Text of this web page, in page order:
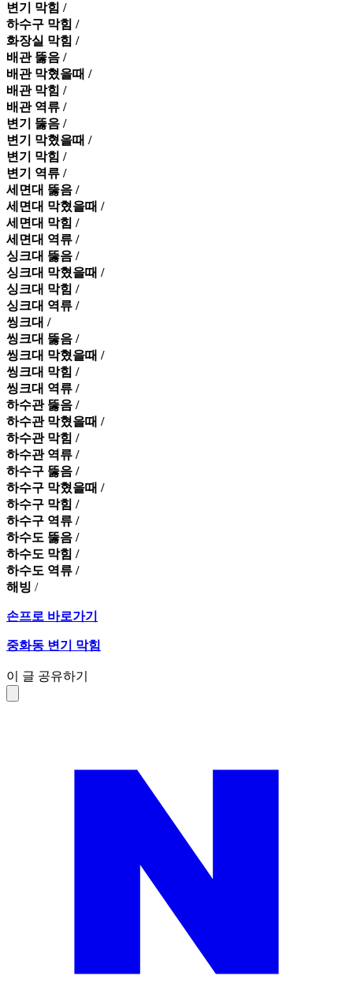
변기 막힘 /
하수구 막힘 /
화장실 막힘 /
배관 뚫음 /
배관 막혔을때 /
배관 막힘 /
배관 역류 /
변기 뚫음 /
변기 막혔을때 /
변기 막힘 /
변기 역류 /
세면대 뚫음 /
세면대 막혔을때 /
세면대 막힘 /
세면대 역류 /
싱크대 뚫음 /
싱크대 막혔을때 /
싱크대 막힘 /
싱크대 역류 /
씽크대 /
씽크대 뚫음 /
씽크대 막혔을때 /
씽크대 막힘 /
씽크대 역류 /
하수관 뚫음 /
하수관 막혔을때 /
하수관 막힘 /
하수관 역류 /
하수구 뚫음 /
하수구 막혔을때 /
하수구 막힘 /
하수구 역류 /
하수도 뚫음 /
하수도 막힘 /
하수도 역류 /
해빙 /
손프로 바로가기
중화동 변기 막힘
이 글 공유하기